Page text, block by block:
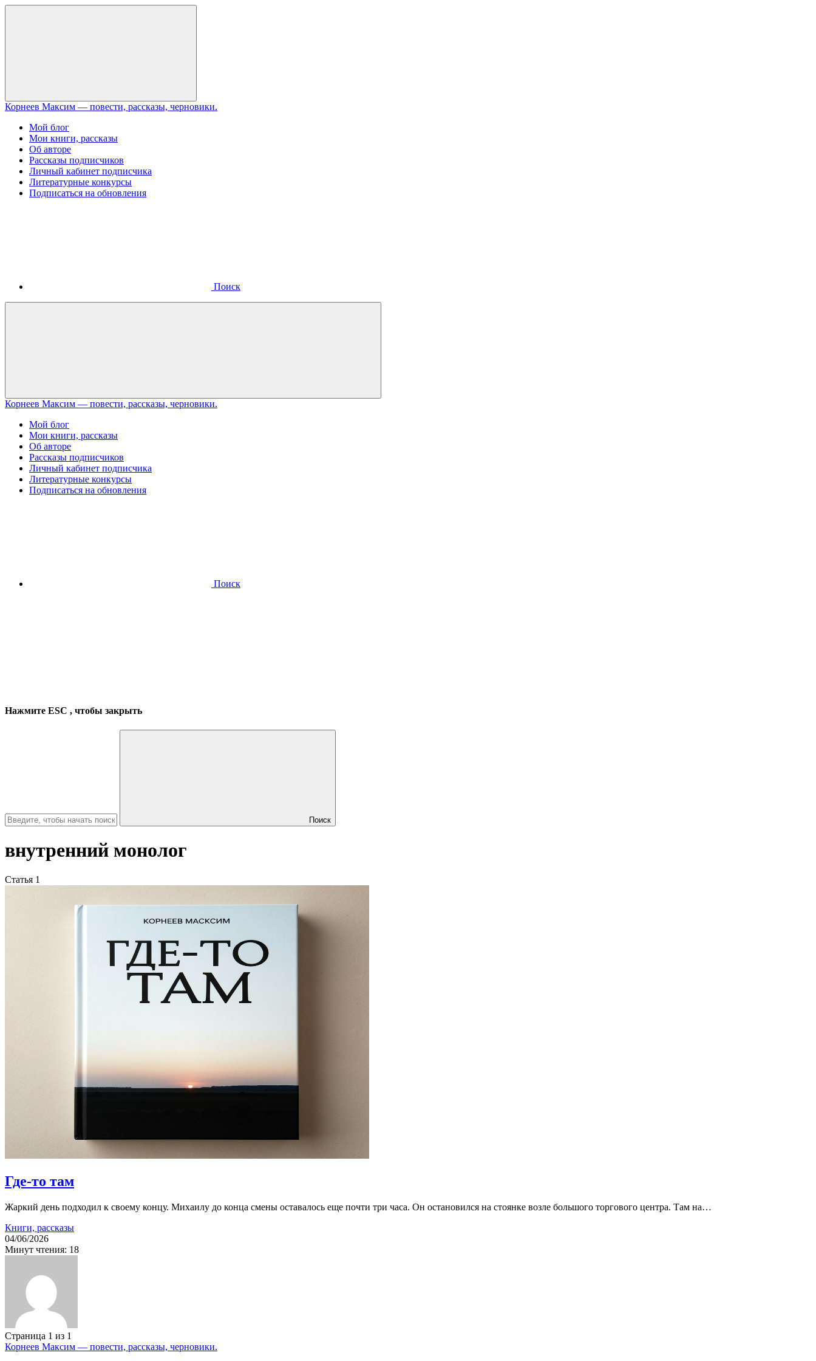
Перейти
Закрыть
Корнеев Максим — повести, рассказы, черновики.
Мой блог
Мои книги, рассказы
Об авторе
Рассказы подписчиков
Личный кабинет подписчика
Литературные конкурсы
Подписаться на обновления
Поиск
Меню
Корнеев Максим — повести, рассказы, черновики.
Мой блог
Мои книги, рассказы
Об авторе
Рассказы подписчиков
Личный кабинет подписчика
Литературные конкурсы
Подписаться на обновления
Поиск
Нажмите ESC , чтобы закрыть
Поиск
внутренний монолог
Статья 1
Где-то там
Жаркий день подходил к своему концу. Михаилу до конца смены оставалось еще почти три часа. Он остановился на стоянке возле большого торгового центра. Там на…
Книги, рассказы
04/06/2026
Минут чтения: 18
Страница 1 из 1
Корнеев Максим — повести, рассказы, черновики.